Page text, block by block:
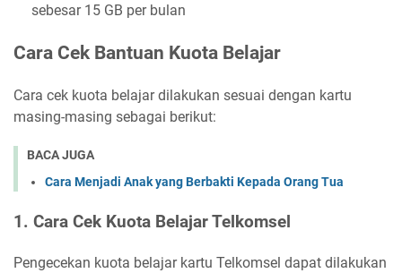
sebesar 15 GB per bulan
Cara Cek Bantuan Kuota Belajar
Cara cek kuota belajar dilakukan sesuai dengan kartu
masing-masing sebagai berikut:
BACA JUGA
Cara Menjadi Anak yang Berbakti Kepada Orang Tua
1. Cara Cek Kuota Belajar Telkomsel
Pengecekan kuota belajar kartu Telkomsel dapat dilakukan